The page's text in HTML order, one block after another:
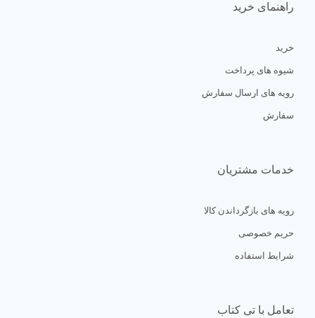
راهنمای خرید
خرید
شیوه های پرداخت
رویه های ارسال سفارش
سفارش
خدمات مشتریان
رویه های بازگرداندن کالا
حریم خصوصی
شرایط استفاده
تعامل با تی کتاب